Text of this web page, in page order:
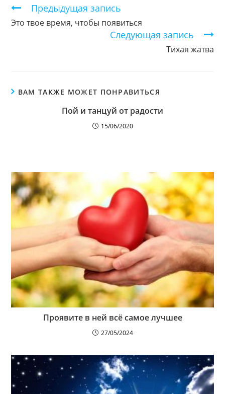
Продолжить
чтение
Предыдущая запись
Это твое время, чтобы появиться
Следующая запись
Тихая жатва
ВАМ ТАКЖЕ МОЖЕТ ПОНРАВИТЬСЯ
Пой и танцуй от радости
15/06/2020
Проявите в ней всё самое лучшее
27/05/2024